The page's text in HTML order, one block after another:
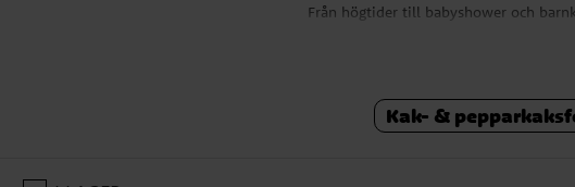
Från högtider till babyshower och
allt du behöver för att skapa
För det allra första
Kak- &